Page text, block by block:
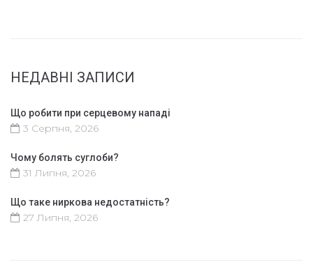
НЕДАВНІ ЗАПИСИ
Що робити при серцевому нападі
3 Серпня, 2026
Чому болять суглоби?
31 Липня, 2026
Що таке ниркова недостатність?
27 Липня, 2026